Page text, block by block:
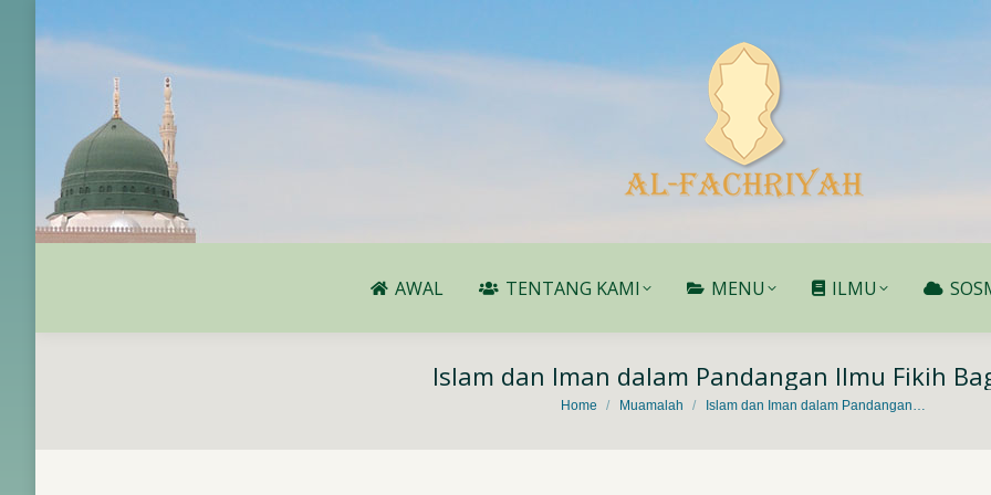
AWAL TENTANG KAMI MENU ILMU
Islam dan Iman dalam Pandangan Ilmu Fikih
You are here:
Home Muamalah Islam dan Iman dalam Pandangan…
AWAL TENTANG KAMI MENU